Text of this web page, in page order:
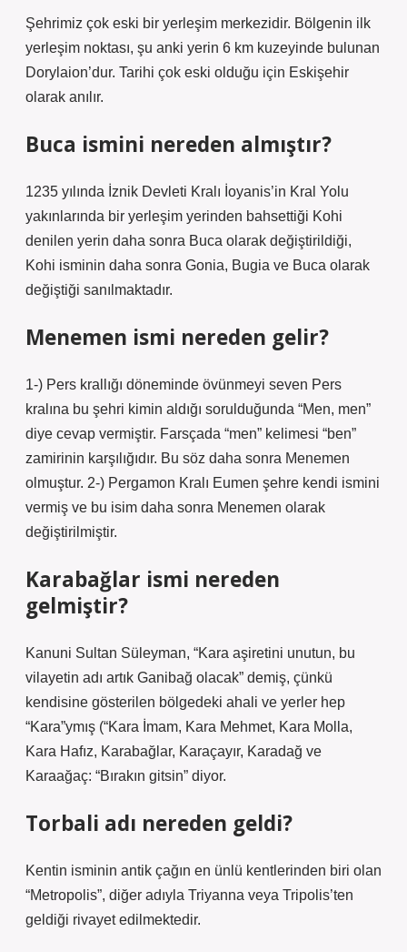
Şehrimiz çok eski bir yerleşim merkezidir. Bölgenin ilk
yerleşim noktası, şu anki yerin 6 km kuzeyinde bulunan
Dorylaion’dur. Tarihi çok eski olduğu için Eskişehir
olarak anılır.
Buca ismini nereden almıştır?
1235 yılında İznik Devleti Kralı İoyanis’in Kral Yolu
yakınlarında bir yerleşim yerinden bahsettiği Kohi
denilen yerin daha sonra Buca olarak değiştirildiği,
Kohi isminin daha sonra Gonia, Bugia ve Buca olarak
değiştiği sanılmaktadır.
Menemen ismi nereden gelir?
1-) Pers krallığı döneminde övünmeyi seven Pers
kralına bu şehri kimin aldığı sorulduğunda “Men, men”
diye cevap vermiştir. Farsçada “men” kelimesi “ben”
zamirinin karşılığıdır. Bu söz daha sonra Menemen
olmuştur. 2-) Pergamon Kralı Eumen şehre kendi ismini
vermiş ve bu isim daha sonra Menemen olarak
değiştirilmiştir.
Karabağlar ismi nereden
gelmiştir?
Kanuni Sultan Süleyman, “Kara aşiretini unutun, bu
vilayetin adı artık Ganibağ olacak” demiş, çünkü
kendisine gösterilen bölgedeki ahali ve yerler hep
“Kara”ymış (“Kara İmam, Kara Mehmet, Kara Molla,
Kara Hafız, Karabağlar, Karaçayır, Karadağ ve
Karaağaç: “Bırakın gitsin” diyor.
Torbali adı nereden geldi?
Kentin isminin antik çağın en ünlü kentlerinden biri olan
“Metropolis”, diğer adıyla Triyanna veya Tripolis’ten
geldiği rivayet edilmektedir.